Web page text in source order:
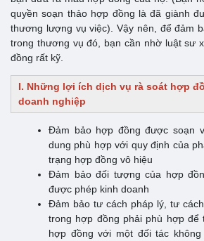
quyền soạn thảo hợp đồng là đã giành
thương lượng vụ việc). Vậy nên, để đảm
trong thương vụ đó, bạn cần nhờ luật sư
đồng rất kỹ.
I. Những lợi ích dịch vụ rà soát hợp
doanh nghiệp
Đảm bảo hợp đồng được soạn
dung phù hợp với quy định của
trạng hợp đồng vô hiệu
Đảm bảo đối tượng của hợp
được phép kinh doanh
Đảm bảo tư cách pháp lý, tư
trong hợp đồng phải phù hợp để
hợp đồng với một đối tác